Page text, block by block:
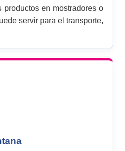
productos en mostradores o
servir para el transporte,